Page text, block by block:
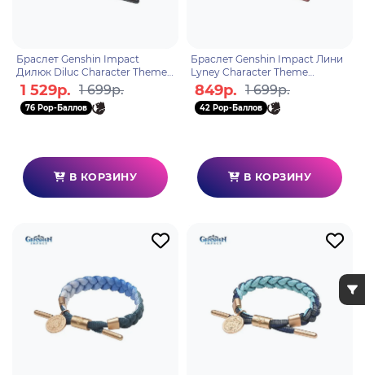
Браслет Genshin Impact
Дилюк Diluc Character Theme
6942421155003
1 529р. 1 699р.
76 Pop-Баллов
В КОРЗИНУ
Браслет Genshin Impact Лини
Lyney Character Theme
6942421155096
849р. 1 699р.
42 Pop-Баллов
В КОРЗИНУ